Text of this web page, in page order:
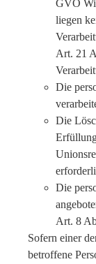
GVO
liegen
Art. 21
Die
Die
Die
Art. 8
Sofern einer
betroffene